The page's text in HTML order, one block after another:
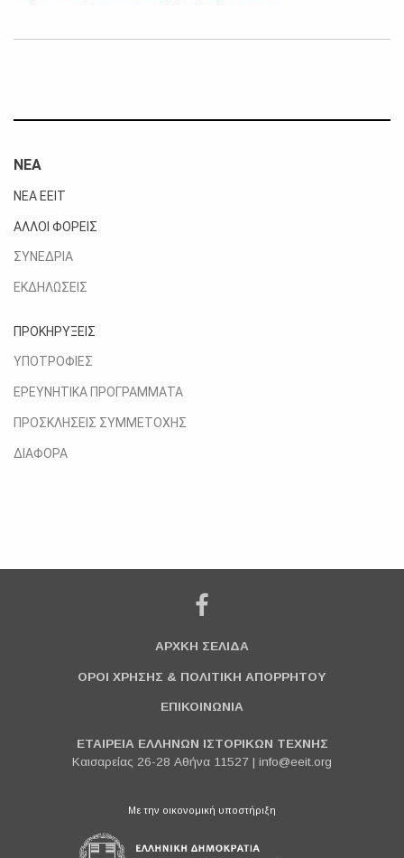
ΝΕΑ
ΝΕΑ ΕΕΙΤ
ΑΛΛΟΙ ΦΟΡΕΙΣ
ΣΥΝΕΔΡΙΑ
ΕΚΔΗΛΩΣΕΙΣ
ΠΡΟΚΗΡΥΞΕΙΣ
ΥΠΟΤΡΟΦΙΕΣ
ΕΡΕΥΝΗΤΙΚΑ ΠΡΟΓΡΑΜΜΑΤΑ
ΠΡΟΣΚΛΗΣΕΙΣ ΣΥΜΜΕΤΟΧΗΣ
ΔΙΑΦΟΡΑ
ΑΡΧΚΗ ΣΕΛΙΔΑ
ΟΡΟΙ ΧΡΗΣΗΣ & ΠΟΛΙΤΙΚΗ ΑΠΟΡΡΗΤΟΥ
ΕΠΙΚΟΙΝΩΝΙΑ
ΕΤΑΙΡΕΙΑ ΕΛΛΗΝΩΝ ΙΣΤΟΡΙΚΩΝ ΤΕΧΝΗΣ
Καισαρείας 26-28 Αθήνα 11527 | info@eeit.org
Με την οικονομική υποστήριξη